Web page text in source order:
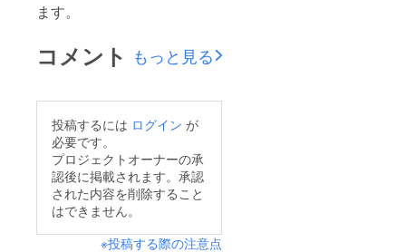
ます。
コメント もっと見る
投稿するには ログイン が
必要です。
プロジェクトオーナーの承
認後に掲載されます。承認
された内容を削除すること
はできません。
※投稿する際の注意点